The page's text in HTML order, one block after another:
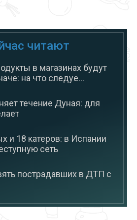
читают
в магазинах будут
на что следуе...
течение Дуная: для
и 18 катеров: в Испании
сеть
пострадавших в ДТП с